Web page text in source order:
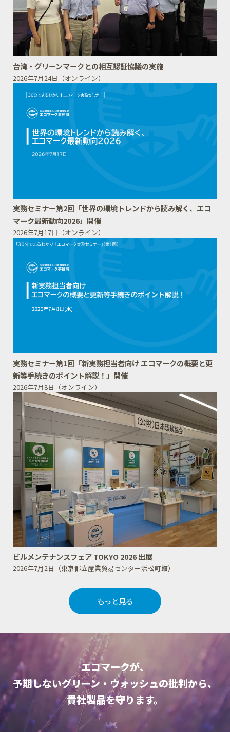
台湾・グリーンマークとの相互認証協議の実施
2026年7月24日（オンライン）
実務セミナー第2回「世界の環境トレンドから読み解く、エコ
マーク最新動向2026」開催
2026年7月17日（オンライン）
実務セミナー第1回「新実務担当者向け エコマークの概要と更
新等手続きのポイント解説！」開催
2026年7月8日（オンライン）
ビルメンテナンスフェア TOKYO 2026 出展
2026年7月2日（東京都立産業貿易センター浜松町館）
もっと見る
エコマークが、
予期しないグリーン・ウォッシュの批判から、
貴社製品を守ります。